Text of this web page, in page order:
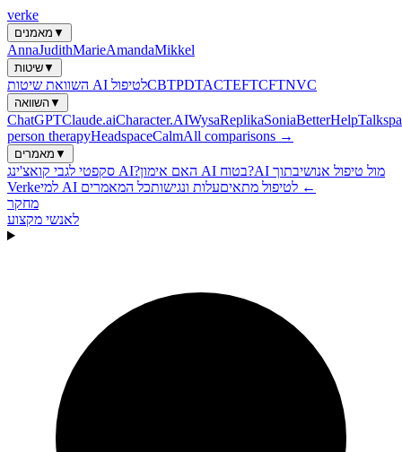
verke
מאמנים ▼
AnnaJudithMarieAmandaMikkel
שיטות▼
השוואת שיטות AI לטיפולCBTPDTACTEFTCFTNVC
השוואה▼
ChatGPTClaude.aiCharacter.AIWysaReplikaSoniaBetterHelp
person therapyHeadspaceCalmAll comparisons →
מאמרים ▼
סקפטי לגבי קואצ'ינג AI? האם אימון AI בטוח? AI מול טיפול אנושיבתוך
Verke
למי AI לטיפול מתאיםעלות ונגישות
כל המאמרים ←
מחקר
לאנשי מקצוע